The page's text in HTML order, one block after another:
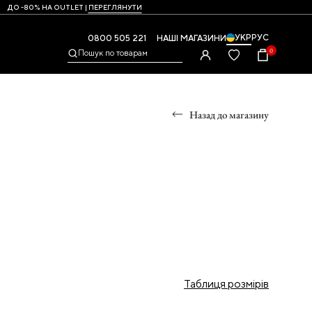
ДО -80% НА OUTLET | ПЕРЕГЛЯНУТИ
0800 505 221 НАШІ МАГАЗИНИ УКР РУС
Пошук по товарам 0
Назад до магазину
Таблиця розмірів